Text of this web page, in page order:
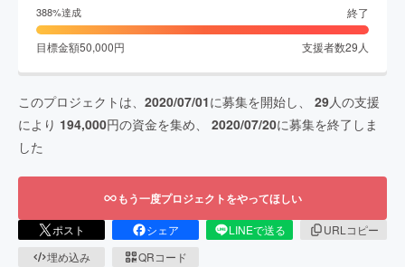
388%達成 終了
目標金額50,000円 支援者数29 人
このプロジェクトは、 2020/07/01に募集を開始し、 29人の支援
により 194,000円の資金を集め、 2020/07/20に募集を終了しま
した
もう一度プロジェクトをやってほしい
ポスト シェア LINEで送る
URLコピー
埋め込み
QRコード